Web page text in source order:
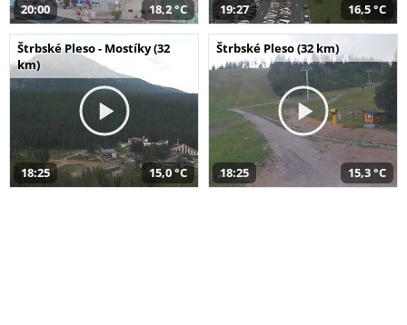
20:00 18,2 °C 19:27 16,5 °C
Štrbské Pleso - Mostíky (32
km)
18:25 15,0 °C
Štrbské Pleso (32 km)
18:25 15,3 °C